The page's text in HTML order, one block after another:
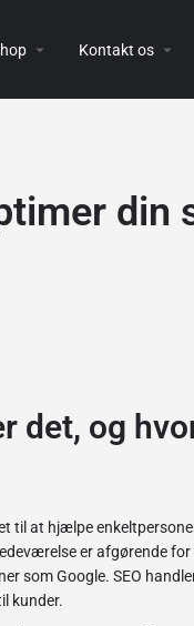
Kontakt os
din
det, og
til at hjælpe
er afgørende
som Google. SEO
kunder.